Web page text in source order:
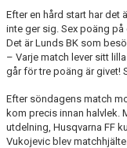
Efter en hård start har det
inte ger sig. Sex poäng
Det är Lunds BK som
– Varje match lever sitt
går för tre poäng är givet!
Efter söndagens match
kom precis innan halvlek.
utdelning, Husqvarna FF
Vukojevic blev